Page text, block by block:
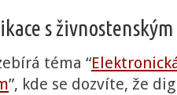
s
téma “
”, kde se dozvíte, že